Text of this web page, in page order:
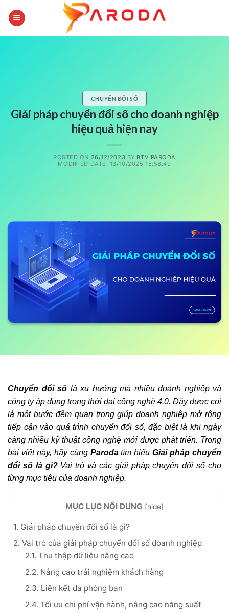
CHUYỂN ĐỔI SỐ
Giải pháp chuyển đổi số cho doanh nghiệp
hiệu quả hiện nay
POSTED ON 26/12/2023 BY BTV PARODA
MODIFIED DATE: 13/10/2025 15:58:49
Chuyển đổi số là xu hướng mà nhiều doanh nghiệp và
công ty áp dụng trong thời đại công nghệ 4.0. Đây được coi
là một bước đệm quan trọng giúp doanh nghiệp mở rộng
tiếp cận vào quá trình chuyển đổi số, đặc biệt là khi ngày
càng nhiều kỹ thuật công nghệ mới được phát triển. Trong
bài viết này, hãy cùng Paroda tìm hiểuGiải pháp chuyển
đổi số là gì?Vai trò và các giải pháp chuyển đổi số cho
từng mục tiêu của doanh nghiệp.
MỤC LỤC NỘI DUNG [hide]
1. Giải pháp chuyển đổi số là gì?
2. Vai trò của giải pháp chuyển đổi số doanh nghiệp
2.1. Thu thập dữ liệu nâng cao
2.2. Nâng cao trải nghiệm khách hàng
2.3. Liên kết đa phòng ban
2.4. Tối ưu chi phí vận hành, nâng cao năng suất